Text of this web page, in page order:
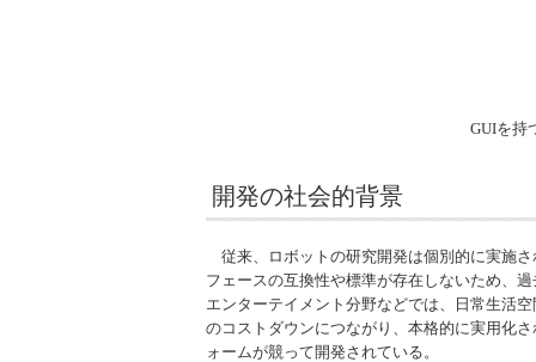
GUIを持
開発の社会的背景
従来、ロボットの研究開発は個別的に実施
フェースの互換性や標準が存在しないため、
エンターテイメント分野などでは、日常生活
のコストダウンにつながり、本格的に実用化
ォームが競って開発されている。